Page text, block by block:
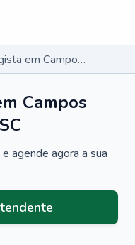
Pneumologista em Campos Novos - SC
Campos
agende agora a sua